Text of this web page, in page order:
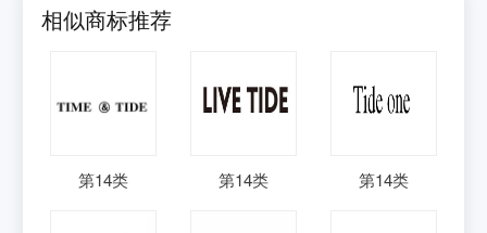
相似商标推荐
第14类 第14类 第14类